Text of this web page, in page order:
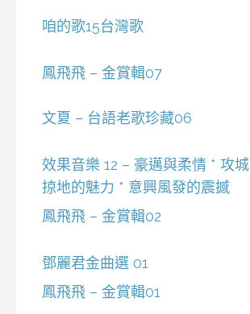
咱的歌15台灣歌
鳳飛飛 – 金賞輯07
文夏 – 台語老歌珍藏06
效果音樂 12 – 豪邁與柔情 * 攻城
掠地的魅力 * 意興風發的震撼
鳳飛飛 – 金賞輯02
鄧麗君金曲選 01
鳳飛飛 – 金賞輯01